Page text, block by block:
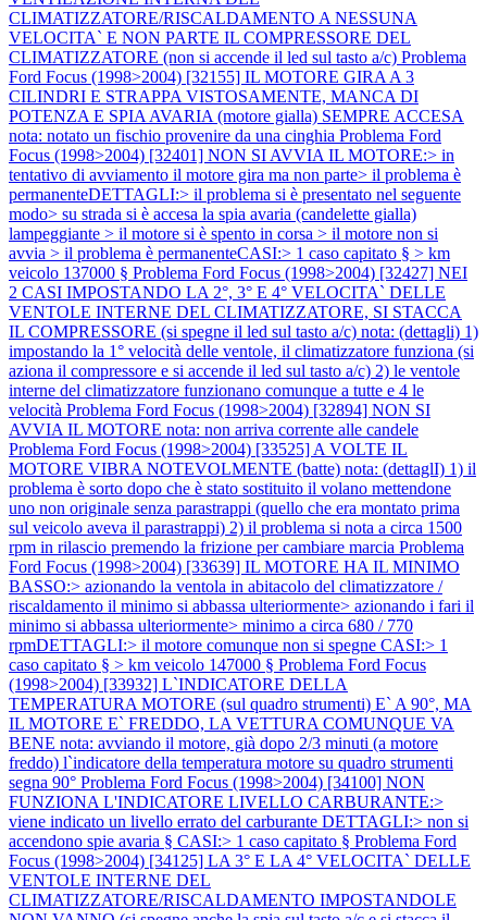
CLIMATIZZATORE/RISCALDAMENTO A NESSUNA
VELOCITA` E NON PARTE IL COMPRESSORE DEL
CLIMATIZZATORE (non si accende il led sul tasto a/c) Problema
Ford Focus (1998>2004) [32155] IL MOTORE GIRA A 3
CILINDRI E STRAPPA VISTOSAMENTE, MANCA DI
POTENZA E SPIA AVARIA (motore gialla) SEMPRE ACCESA
nota: notato un fischio provenire da una cinghia Problema Ford
Focus (1998>2004) [32401] NON SI AVVIA IL MOTORE:> in
tentativo di avviamento il motore gira ma non parte> il problema è
permanenteDETTAGLI:> il problema si è presentato nel seguente
modo> su strada si è accesa la spia avaria (candelette gialla)
lampeggiante > il motore si è spento in corsa > il motore non si
avvia > il problema è permanenteCASI:> 1 caso capitato § > km
veicolo 137000 § Problema Ford Focus (1998>2004) [32427] NEI
2 CASI IMPOSTANDO LA 2°, 3° E 4° VELOCITA` DELLE
VENTOLE INTERNE DEL CLIMATIZZATORE, SI STACCA
IL COMPRESSORE (si spegne il led sul tasto a/c) nota: (dettagli) 1)
impostando la 1° velocità delle ventole, il climatizzatore funziona (si
aziona il compressore e si accende il led sul tasto a/c) 2) le ventole
interne del climatizzatore funzionano comunque a tutte e 4 le
velocità Problema Ford Focus (1998>2004) [32894] NON SI
AVVIA IL MOTORE nota: non arriva corrente alle candele
Problema Ford Focus (1998>2004) [33525] A VOLTE IL
MOTORE VIBRA NOTEVOLMENTE (batte) nota: (dettaglI) 1) il
problema è sorto dopo che è stato sostituito il volano mettendone
uno non originale senza parastrappi (quello che era montato prima
sul veicolo aveva il parastrappi) 2) il problema si nota a circa 1500
rpm in rilascio premendo la frizione per cambiare marcia Problema
Ford Focus (1998>2004) [33639] IL MOTORE HA IL MINIMO
BASSO:> azionando la ventola in abitacolo del climatizzatore /
riscaldamento il minimo si abbassa ulteriormente> azionando i fari il
minimo si abbassa ulteriormente> minimo a circa 680 / 770
rpmDETTAGLI:> il motore comunque non si spegne CASI:> 1
caso capitato § > km veicolo 147000 § Problema Ford Focus
(1998>2004) [33932] L`INDICATORE DELLA
TEMPERATURA MOTORE (sul quadro strumenti) E` A 90°, MA
IL MOTORE E` FREDDO, LA VETTURA COMUNQUE VA
BENE nota: avviando il motore, già dopo 2/3 minuti (a motore
freddo) l`indicatore della temperatura motore su quadro strumenti
segna 90° Problema Ford Focus (1998>2004) [34100] NON
FUNZIONA L'INDICATORE LIVELLO CARBURANTE:>
viene indicato un livello errato del carburante DETTAGLI:> non si
accendono spie avaria § CASI:> 1 caso capitato § Problema Ford
Focus (1998>2004) [34125] LA 3° E LA 4° VELOCITA` DELLE
VENTOLE INTERNE DEL
CLIMATIZZATORE/RISCALDAMENTO IMPOSTANDOLE